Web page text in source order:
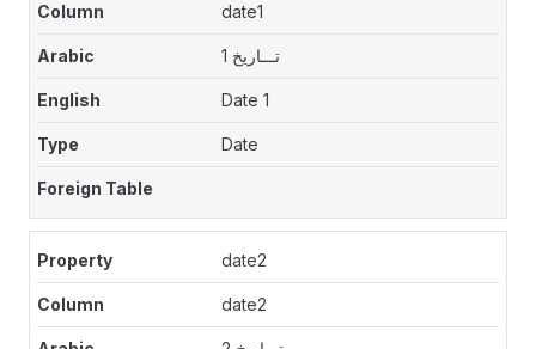
date1
تـــاريخ 1
Date 1
Date
date2
date2